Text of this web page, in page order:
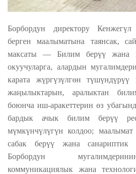
Борбордун директору
берген маалыматына таянсак,
максаты — Билим берүү жана
окуучуларга, алардын
карата жүргүзүлгөн
жаңылыктарын, аралыктан
боюнча иш-аракеттерин өз
бардык ачык билим берүү
мүмкүнчүлүгүн колдоо; маалымат
сабак берүү жана санариптик
Борбордун
коммуникациялык жана